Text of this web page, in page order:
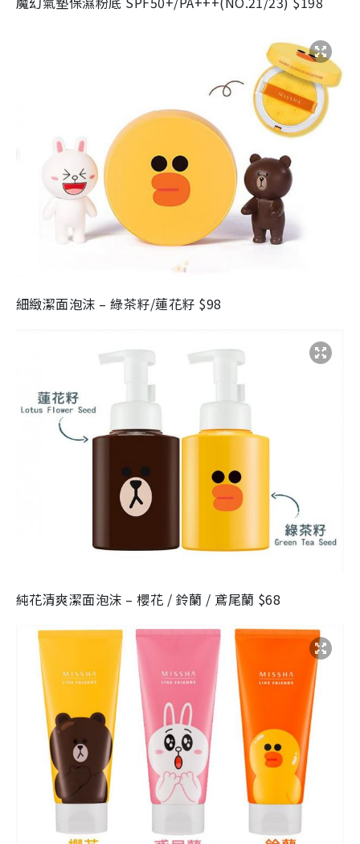
細緻潔面泡沫 – 綠茶籽/蓮花籽 $98
純花清爽潔面泡沫 – 櫻花 / 鈴蘭 / 鳶尾蘭 $68